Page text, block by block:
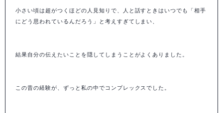
小さい頃は超がつくほどの人見知りで、人と話すときはいつでも「相手
にどう思われているんだろう」と考えすぎてしまい、
結果自分の伝えたいことを隠してしまうことがよくありました。
この昔の経験が、ずっと私の中でコンプレックスでした。